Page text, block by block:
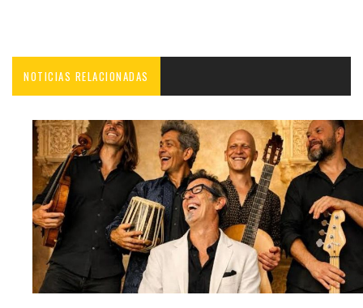
NOTICIAS RELACIONADAS